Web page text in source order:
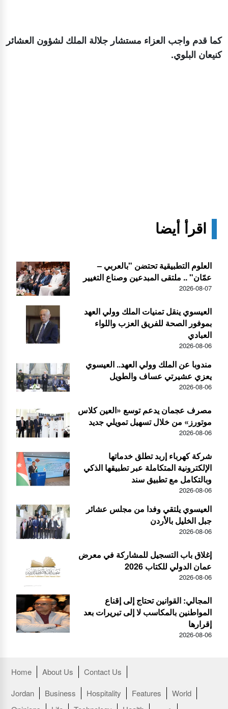
كما قدم واجب العزاء مستشار جلالة الملك لشؤون العشائر
كنيعان البلوي.
اقرأ أيضا
العلوم التطبيقية تحتضن "بالعربي –
عمّان" .. ملتقى المبدعين وصناع التغيير
2026-08-07
العيسوي ينقل تمنيات الملك وولي العهد
بموفور الصحة للفريق العزب واللواء
العبادي
2026-08-06
مندوبا عن الملك وولي العهد.. العيسوي
يعزي عشيرتي عساف والطويل
2026-08-06
مصرف عجمان يدعم توسع «العين كلاس
موتورز» من خلال تسهيل تمويلي جديد
2026-08-06
شركة كهرباء إربد تطلق خدماتها
الإلكترونية المتكاملة عبر تطبيقها الذكي
وبالتكامل مع تطبيق سند
2026-08-06
العيسوي يلتقي وفدا من مجلس عشائر
جبل الخليل بالأردن
2026-08-06
إغلاق باب التسجيل للمشاركة في معرض
عمان الدولي للكتاب 2026
2026-08-06
المجالي: القوانين تحتاج إلى إقناع
المواطنين بالمكاسب لا إلى تبريرات بعد
إقرارها
2026-08-06
Home About Us
Contact Us
Jordan
Business Hospitality Features
World